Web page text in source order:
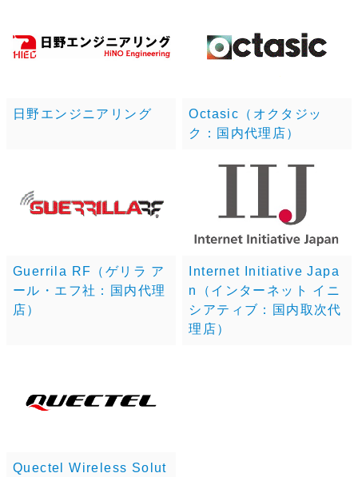
日野エンジニアリング
Octasic（オクタジッ
ク：国内代理店）
Guerrila RF（ゲリラ ア
ール・エフ社：国内代理
店）
Internet Initiative Japa
n（インターネット イニ
シアティブ：国内取次代
理店）
Quectel Wireless Solut